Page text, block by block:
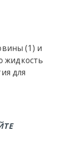
(1) и
жидкость
для